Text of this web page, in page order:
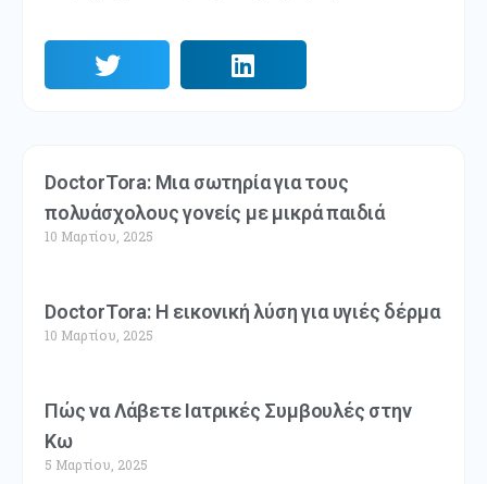
DoctorTora: Μια σωτηρία για τους
πολυάσχολους γονείς με μικρά παιδιά
10 Μαρτίου, 2025
DoctorTora: Η εικονική λύση για υγιές δέρμα
10 Μαρτίου, 2025
Πώς να Λάβετε Ιατρικές Συμβουλές στην
Κω
5 Μαρτίου, 2025